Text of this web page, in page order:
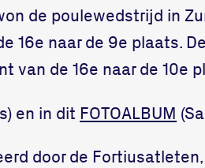
de poulewedstrijd in
16e naar de 9e plaats.
van de 16e naar de 10e
en in dit FOTOALBUM
door de